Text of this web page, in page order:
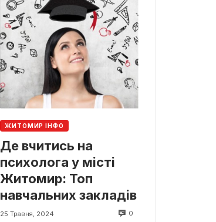
ЖИТОМИР ІНФО
Де вчитись на
психолога у місті
Житомир: Топ
навчальних закладів
25 Травня, 2024 0